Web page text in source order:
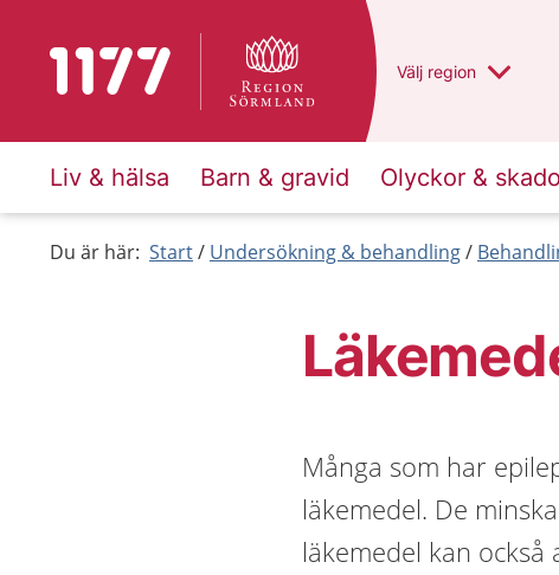
Till startsidan för 1177 Du har valt region
Välj en annan
region
Liv & hälsa Barn & gravid Olyckor &
Du är här: Start Undersökning & behandling
Många som har
läkemedel. De
läkemedel kan